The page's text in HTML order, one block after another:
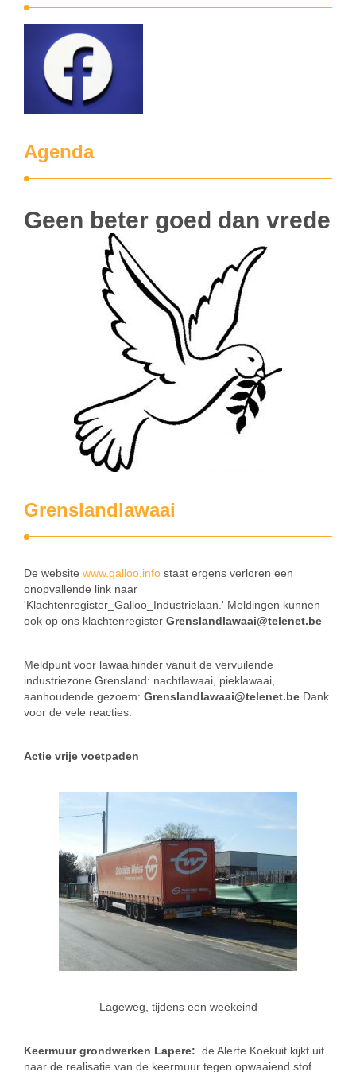
Agenda
Geen beter goed dan vrede
Grenslandlawaai
De website www.galloo.info staat ergens verloren een
onopvallende link naar
'Klachtenregister_Galloo_Industrielaan.' Meldingen kunnen
ook op ons klachtenregister Grenslandlawaai@telenet.be
Meldpunt voor lawaaihinder vanuit de vervuilende
industriezone Grensland: nachtlawaai, pieklawaai,
aanhoudende gezoem: Grenslandlawaai@telenet.be Dank
voor de vele reacties.
Actie vrije voetpaden
Lageweg, tijdens een weekeind
Keermuur grondwerken Lapere: de Alerte Koekuit kijkt uit
naar de realisatie van de keermuur tegen opwaaiend stof.